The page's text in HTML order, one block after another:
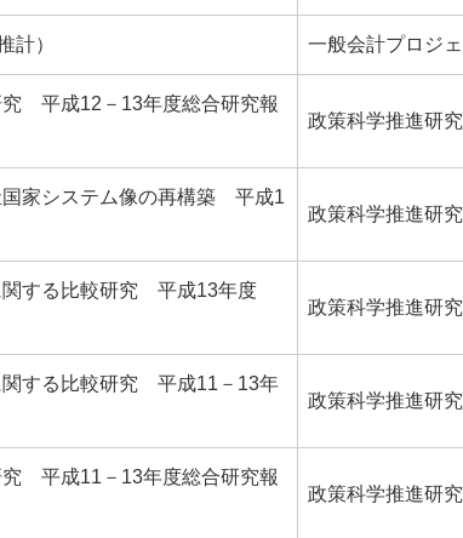
計） 一般会計プロジェ
究 平成12－13年度総合研究報
政策科学推進研
国家システム像の再構築 平成1
政策科学推進研
関する比較研究 平成13年度
政策科学推進研
関する比較研究 平成11－13年
政策科学推進研
平成11－13年度総合研究報
政策科学推進研